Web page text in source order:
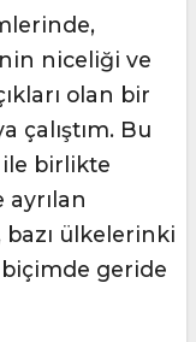
niceliği ve
olan bir
çalıştım. Bu
ile birlikte
ayrılan
bazı ülkelerinki
biçimde geride